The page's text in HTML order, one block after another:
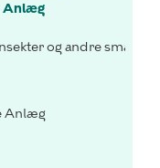
Anlæg
og andre smådyr!
Anlæg